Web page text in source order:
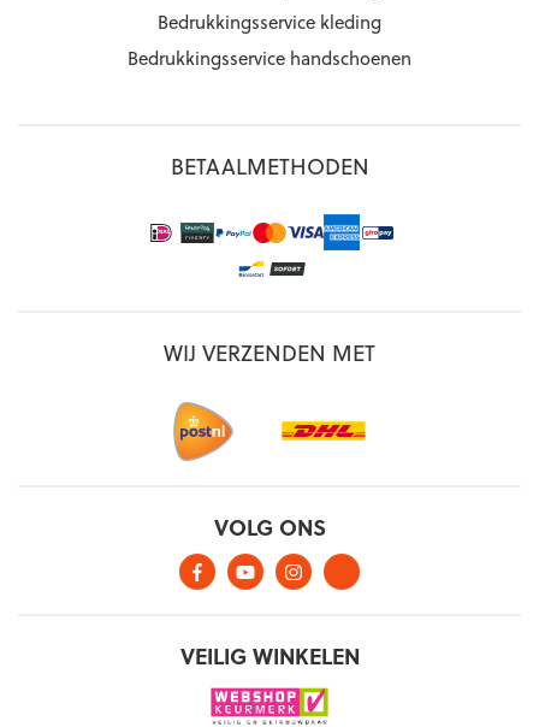
Bedrukkingsservice kleding
Bedrukkingsservice handschoenen
BETAALMETHODEN
WIJ VERZENDEN MET